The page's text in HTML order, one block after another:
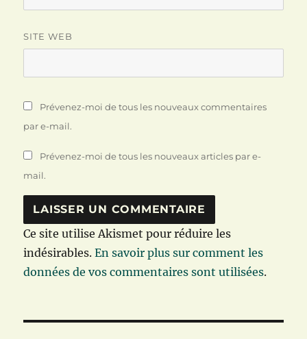
SITE WEB
Prévenez-moi de tous les nouveaux commentaires
par e-mail.
Prévenez-moi de tous les nouveaux articles par e-
mail.
Ce site utilise Akismet pour réduire les
indésirables.En savoir plus sur comment les
données de vos commentaires sont utilisées.